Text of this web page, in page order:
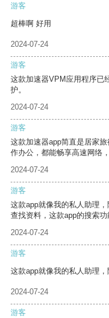
游客
超棒啊 好用
2024-07-24
游客
这款加速器VPM应用程序已
护。
2024-07-24
游客
这款加速器app简直是居家
作办公，都能畅享高速网络
2024-07-24
游客
这款app就像我的私人助理
查找资料，这款app的搜索
2024-07-24
游客
这款app就像我的私人助理，
2024-07-24
游客